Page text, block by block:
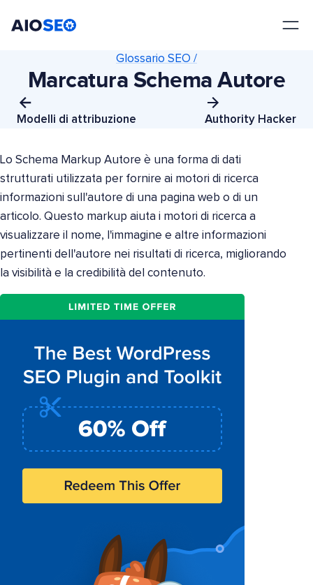
Modelli di attribuzione
Glossario SEO /
Marcatura Schema Autore
Authority Hacker
Lo Schema Markup Autore è una forma di dati
strutturati utilizzata per fornire ai motori di ricerca
informazioni sull'autore di una pagina web o di un
articolo. Questo markup aiuta i motori di ricerca a
visualizzare il nome, l'immagine e altre informazioni
pertinenti dell'autore nei risultati di ricerca, migliorando
la visibilità e la credibilità del contenuto.